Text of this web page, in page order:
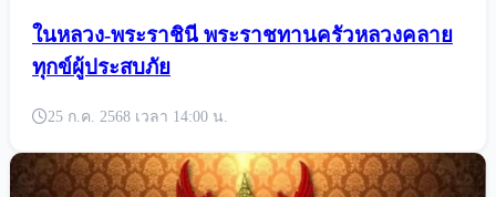
ในหลวง-พระราชินี พระราชทานครัวหลวงคลาย
ทุกข์ผู้ประสบภัย
25 ก.ค. 2568 เวลา 14:00 น.